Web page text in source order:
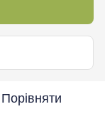
Порівняти